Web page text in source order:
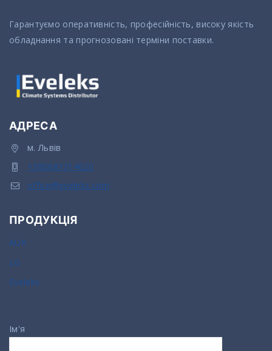
Гарантуємо оперативність, професійність, високу якість
обладнання та прогнозовані терміни поставки.
АДРЕСА
м. Львів
+380681314020
office@eveleks.com
ПРОДУКЦІЯ
AUX
LG
Eveleks
Ім'я